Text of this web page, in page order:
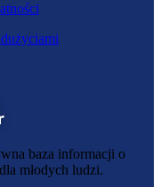
baza informacji o
młodych ludzi.